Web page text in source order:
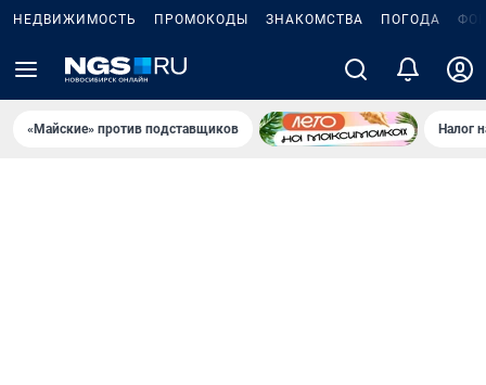
НЕДВИЖИМОСТЬ ПРОМОКОДЫ ЗНАКОМСТВА ПОГОДА
«Майские» против подставщиков Налог